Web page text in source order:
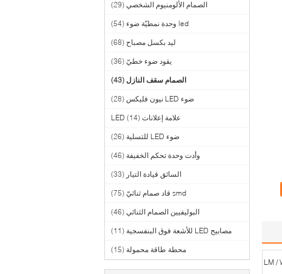
الصمام الألومنيوم الشخصي (29)
led وحدة نمطيّة ضوء (54)
ليد بكسل مصباح (68)
يقود ضوء خطيّ (36)
الصمام سقف النازل (43)
ضوء LED نيون فليكس (28)
علامة إعلانات LED (14)
ضوء LED للتسلية (26)
وأدت وحدة تحكم الخفيفة (46)
السائق قيادة التيار (33)
smd قاد صمام ثنائيّ (75)
البوليفيين الصمام الثنائي (46)
مصابيح LED للأشعة فوق البنفسجية (11)
محطة طاقة محمولة (15)